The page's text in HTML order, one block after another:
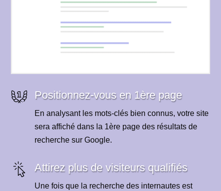
Positionnez-vous en 1ère page
En analysant les mots-clés bien connus, votre site
sera affiché dans la 1ère page des résultats de
recherche sur Google.
Attirez plus de visiteurs qualifiés
Une fois que la recherche des internautes est